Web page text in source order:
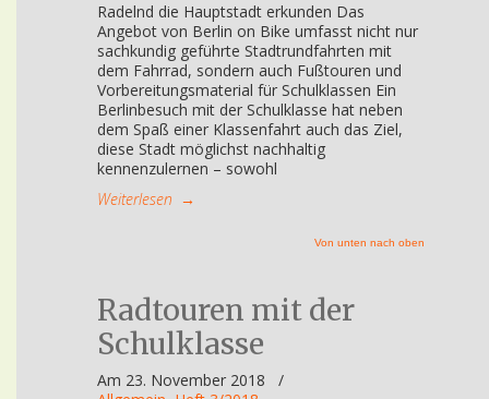
Radelnd die Hauptstadt erkunden Das
Angebot von Berlin on Bike umfasst nicht nur
sachkundig geführte Stadtrundfahrten mit
dem Fahrrad, sondern auch Fußtouren und
Vorbereitungsmaterial für Schulklassen Ein
Berlinbesuch mit der Schulklasse hat neben
dem Spaß einer Klassenfahrt auch das Ziel,
diese Stadt möglichst nachhaltig
kennenzulernen – sowohl
Weiterlesen →
Von unten nach oben
Radtouren mit der
Schulklasse
Am 23. November 2018
/